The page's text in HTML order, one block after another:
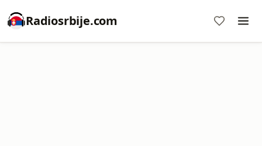
Radiosrbije.com